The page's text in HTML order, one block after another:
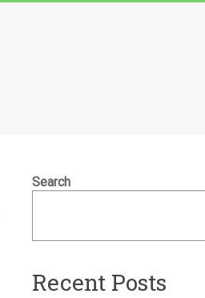
Search
Recent Posts